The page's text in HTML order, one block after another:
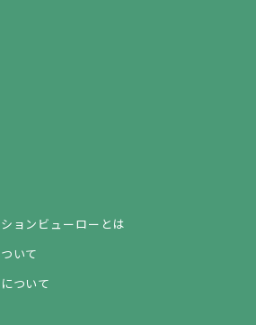
ョンビューローとは
いて
ついて